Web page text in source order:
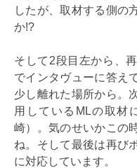
したが、取材する側の
か!?
そして2段目左から、
でインタヴューに答え
少し離れた場所から。
用しているMLの取材
崎）。気のせいかこの
ね。そして最後は再び
に対応しています。